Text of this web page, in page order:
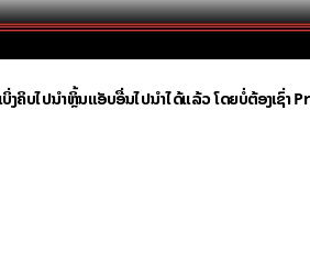
ບິ່ງຄິບໄປນຳຫຼິ້ນແອັບອື່ນໄປນຳໄດ້ແລ້ວ ໂດຍບໍ່ຕ້ອງເຊົ່າ